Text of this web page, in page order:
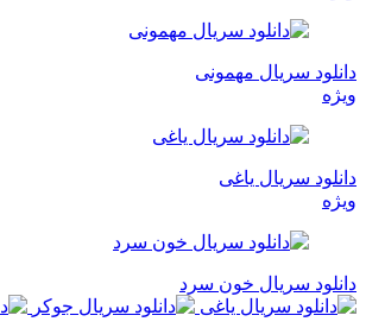
دانلود سریال مهمونی
ویژه
دانلود سریال یاغی
ویژه
دانلود سریال خون سرد